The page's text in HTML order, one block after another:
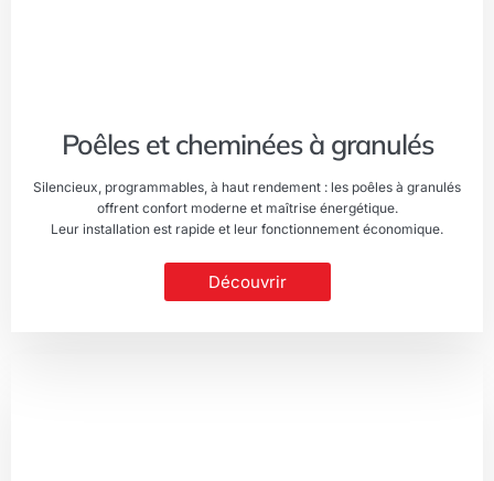
Poêles et cheminées à granulés
Silencieux, programmables, à haut rendement : les poêles à granulés
offrent confort moderne et maîtrise énergétique.
Leur installation est rapide et leur fonctionnement économique.
Découvrir